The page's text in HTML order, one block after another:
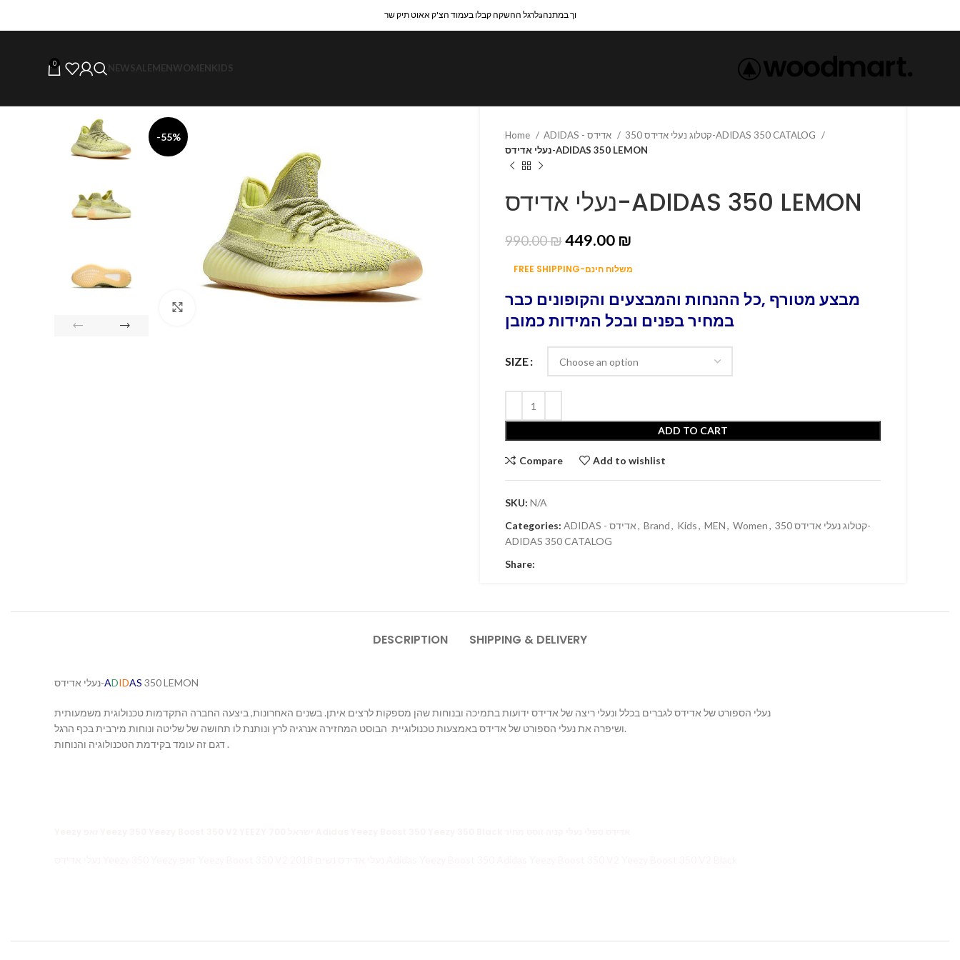
לרגל ההשקה קבלו בעמוד הצ'ק אאוט תיק שרaוך במתנה
0 NEWSALEMENWOMENKIDS
-55% Home
קטלוג נעלי אדידס 350-ADIDAS 350 CATALOG
נעלי אדידס-ADIDAS 350 LEMON
נעלי אדידס-ADIDAS 350 LEMON
990.00₪449.00 ₪
FREE SHIPPING-משלוח חינם
מבצע מטורף ,כל ההנחות והמבצעים והקופונים כבר
במחיר בפנים ובכל המידות כמובן
SIZE
ADD TO CART
Compare Add to wishlist
SKU: N/A
Categories:
ADIDAS - אדידס, Brand, Kids, MEN, Women, קטלוג נעלי אדידס 350-
ADIDAS 350 CATALOG
Share:
DESCRIPTION SHIPPING & DELIVERY
נעלי אדידס-ADIDAS 350 LEMON
נעלי הספורט של אדידס לגברים בכלל ונעלי ריצה של אדידס ידועות בתמיכה ובנוחות שהן מספקות לרצים איתן. בשנים האחרונות, ביצעה החברה התקדמות טכנולוגית משמעותית
ושיפרה את נעלי הספורט של אדידס באמצעות טכנולוגיית הבוסט המחזירה אנרגיה לרץ ונותנת לו תחושה של שליטה ונוחות מירבית בכף הרגל.
דגם זה עומד בקידמת הטכנולוגיה והנוחות .